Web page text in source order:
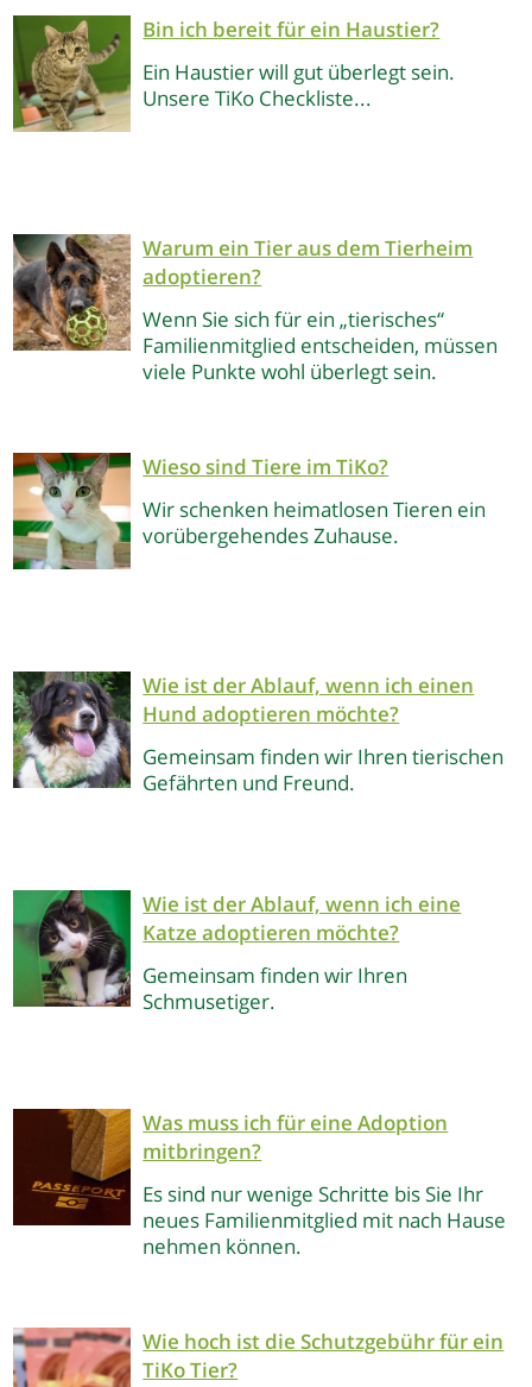
Bin ich bereit für ein Haustier?
Ein Haustier will gut überlegt sein.
Unsere TiKo Checkliste...
Warum ein Tier aus dem Tierheim
adoptieren?
Wenn Sie sich für ein „tierisches“
Familienmitglied entscheiden, müssen
viele Punkte wohl überlegt sein.
Wieso sind Tiere im TiKo?
Wir schenken heimatlosen Tieren ein
vorübergehendes Zuhause.
Wie ist der Ablauf, wenn ich einen
Hund adoptieren möchte?
Gemeinsam finden wir Ihren tierischen
Gefährten und Freund.
Wie ist der Ablauf, wenn ich eine
Katze adoptieren möchte?
Gemeinsam finden wir Ihren
Schmusetiger.
Was muss ich für eine Adoption
mitbringen?
Es sind nur wenige Schritte bis Sie Ihr
neues Familienmitglied mit nach Hause
nehmen können.
Wie hoch ist die Schutzgebühr für ein
TiKo Tier?